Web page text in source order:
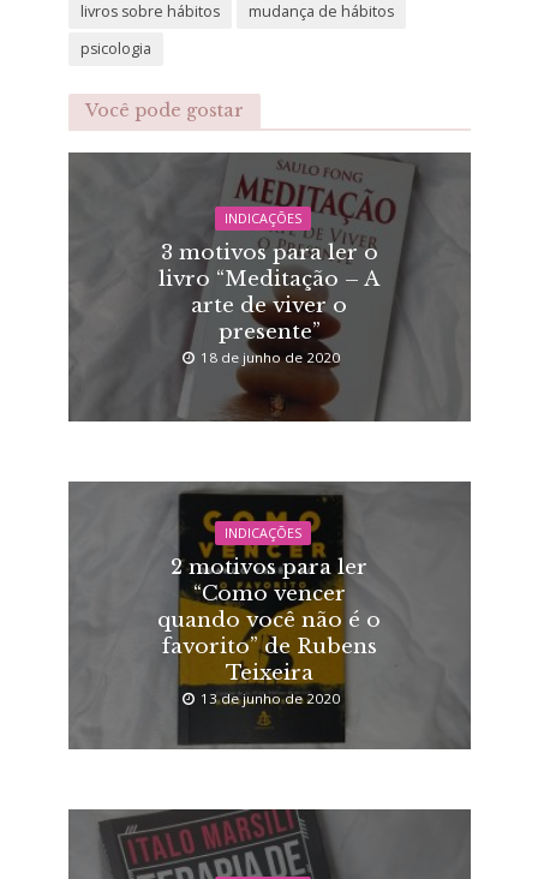
livros sobre hábitos
mudança de hábitos
psicologia
Você pode gostar
INDICAÇÕES
3 motivos para ler o
livro “Meditação – A
arte de viver o
presente”
18 de junho de 2020
INDICAÇÕES
2 motivos para ler
“Como vencer
quando você não é o
favorito” de Rubens
Teixeira
13 de junho de 2020